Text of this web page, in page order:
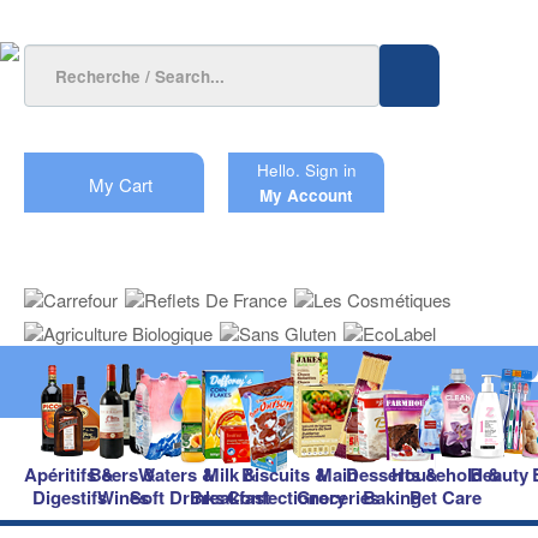
My Cart
Hello. Sign in
My Account
Apéritifs &
Digestifs
Beers &
Wines
Waters &
Soft Drinks
Milk &
Breakfast
Biscuits &
Confectionery
Main
Groceries
Desserts &
Baking
Household &
Pet Care
Beauty